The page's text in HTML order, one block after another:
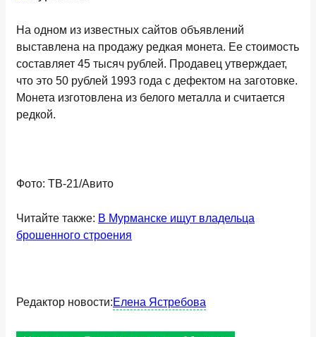
На одном из известных сайтов объявлений
выставлена на продажу редкая монета. Ее стоимость
составляет 45 тысяч рублей. Продавец утверждает,
что это 50 рублей 1993 года с дефектом на заготовке.
Монета изготовлена из белого металла и считается
редкой.
Фото: ТВ-21/Авито
Читайте также: В Мурманске ищут владельца
брошенного строения
Редактор новости:Елена Ястребова